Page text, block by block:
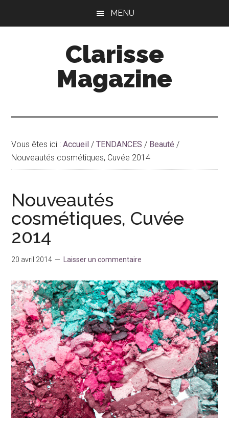
MENU
Clarisse
Magazine
Vous êtes ici :Accueil / TENDANCES / Beauté /
Nouveautés cosmétiques, Cuvée 2014
Nouveautés
cosmétiques, Cuvée
2014
20 avril 2014 Laisser un commentaire